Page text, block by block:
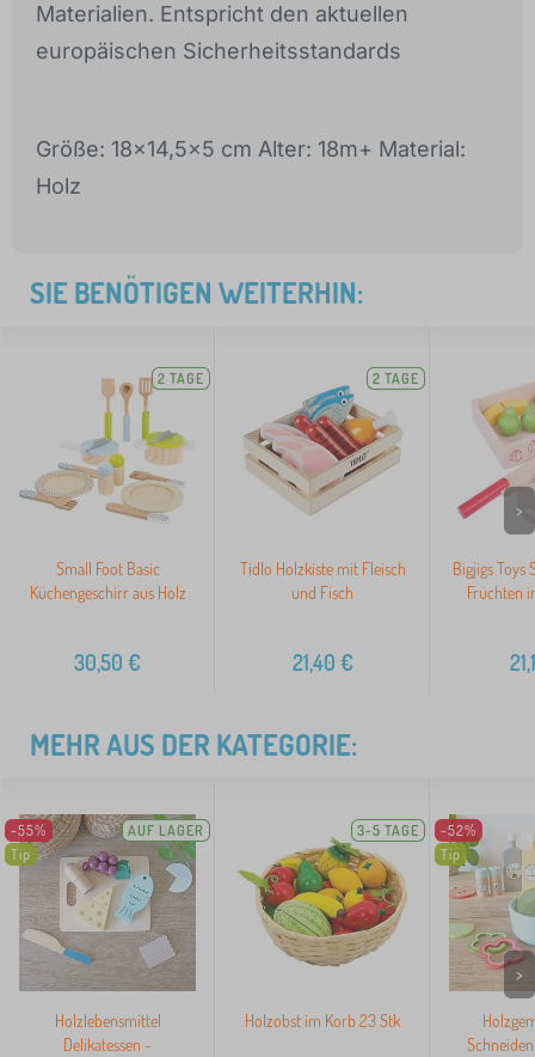
Materialien. Entspricht den aktuellen
europäischen Sicherheitsstandards
Größe: 18x14,5x5 cm Alter: 18m+ Material:
Holz
SIE BENÖTIGEN WEITERHIN:
2 TAGE
Small Foot Basic
Küchengeschirr aus Holz
30,50 €
2 TAGE
Tidlo Holzkiste mit Fleisch
und Fisch
21,40 €
Bigjigs Toys
Früchten
>
MEHR AUS DER KATEGORIE:
-55%
Tip
AUF LAGER
Holzlebensmittel
Delikatessen -
3-5 TAGE
Holzobst im Korb 23 Stk
-52%
Tip
>